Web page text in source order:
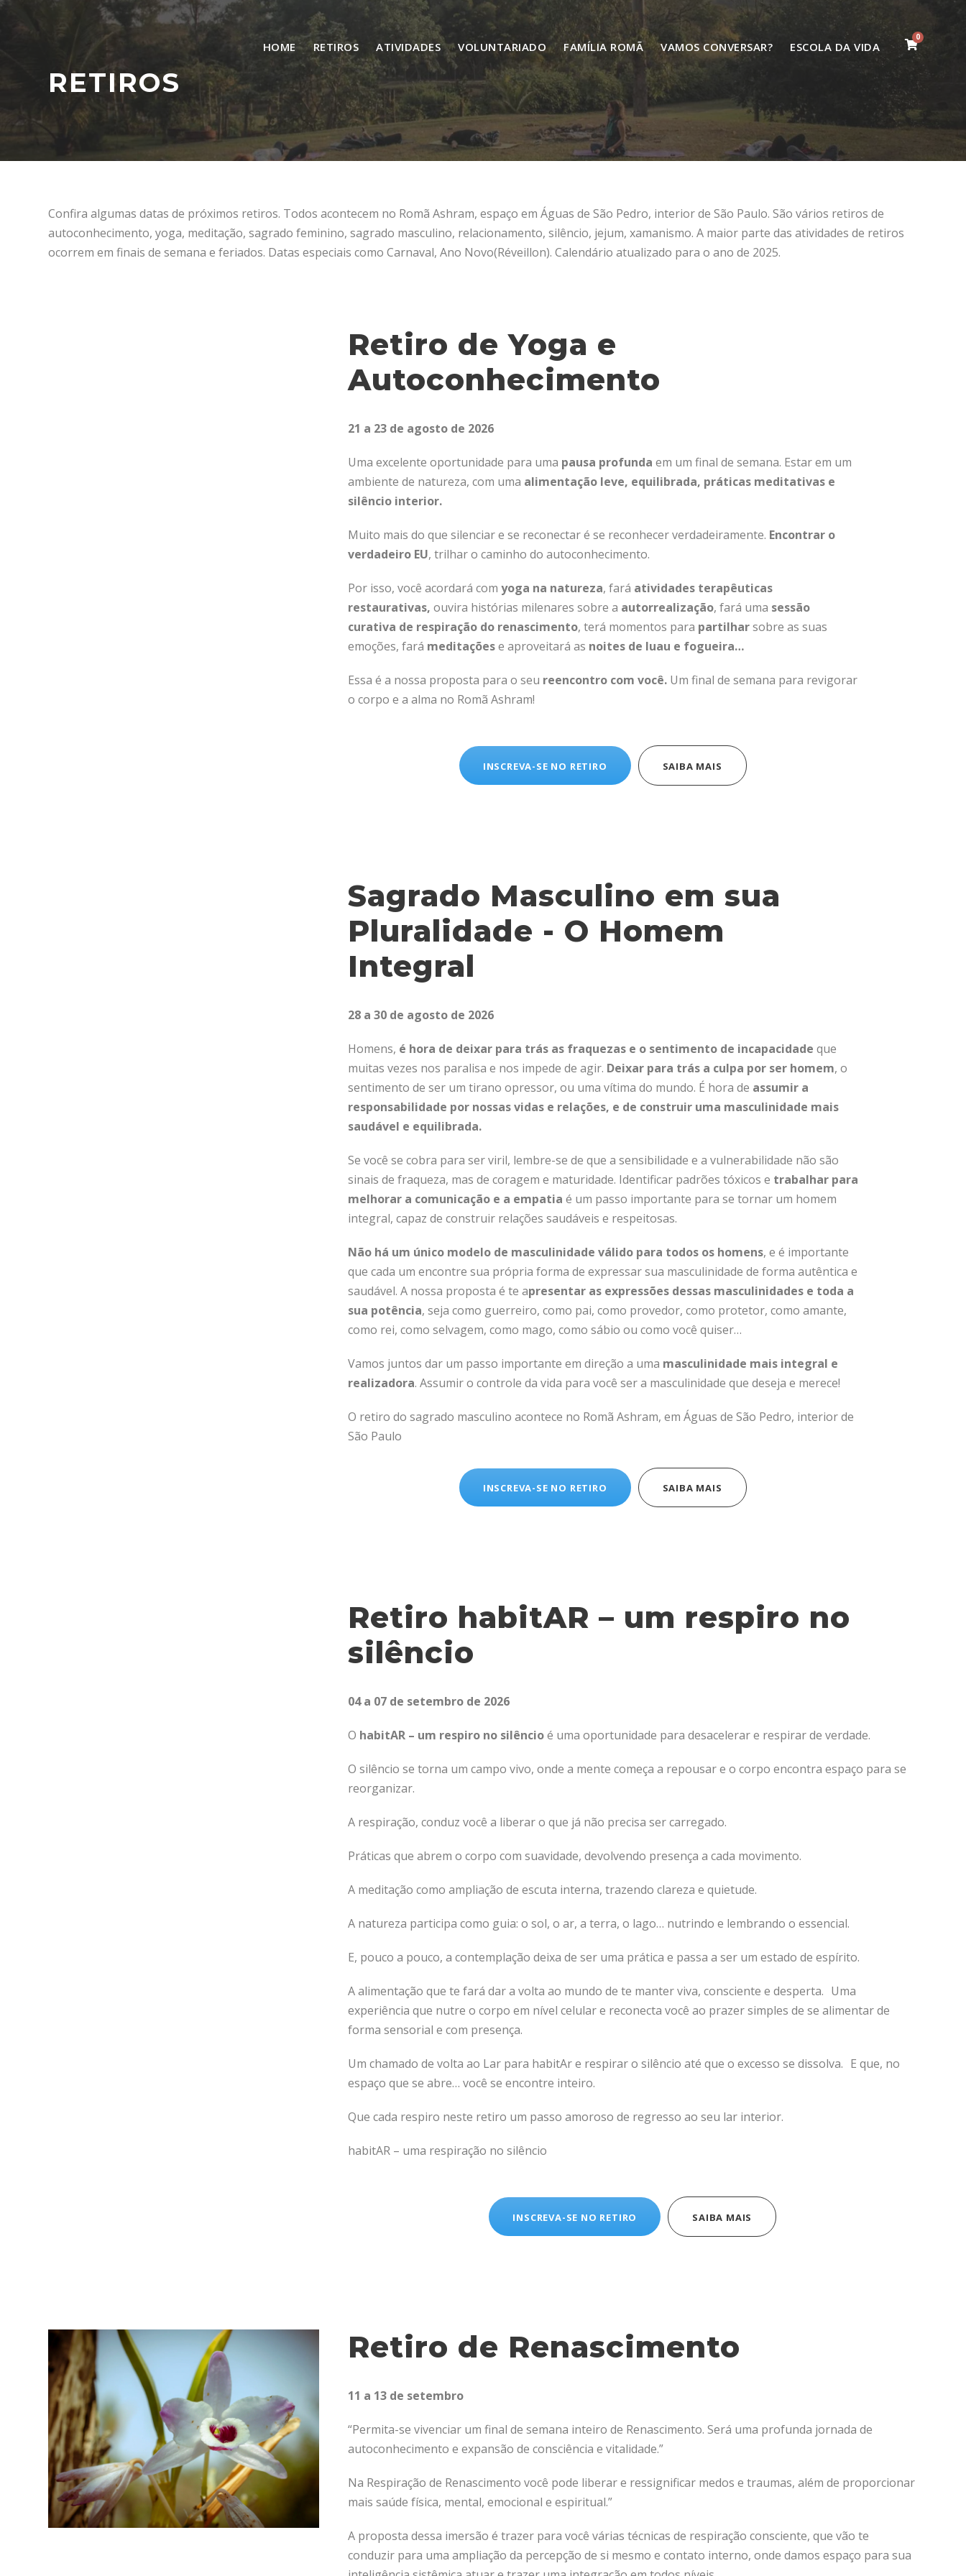
HOME RETIROS ATIVIDADES VOLUNTARIADO FAMÍLIA ROMÃ VAMOS CONVERSAR? ESCOLA DA VIDA
0
RETIROS
Confira algumas datas de próximos retiros. Todos acontecem no Romã Ashram, espaço em Águas de São Pedro, interior de São Paulo. São vários retiros de
autoconhecimento, yoga, meditação, sagrado feminino, sagrado masculino, relacionamento, silêncio, jejum, xamanismo. A maior parte das atividades de retiros
ocorrem em finais de semana e feriados. Datas especiais como Carnaval, Ano Novo(Réveillon). Calendário atualizado para o ano de 2025.
Retiro de Yoga e
Autoconhecimento
21 a 23 de agosto de 2026
Uma excelente oportunidade para uma pausa profunda em um final de semana. Estar em um
ambiente de natureza, com uma alimentação leve, equilibrada, práticas meditativas e
silêncio interior.
Muito mais do que silenciar e se reconectar é se reconhecer verdadeiramente. Encontrar o
verdadeiro EU, trilhar o caminho do autoconhecimento.
Por isso, você acordará com yoga na natureza, fará atividades terapêuticas
restaurativas, ouvira histórias milenares sobre a autorrealização, fará uma sessão
curativa de respiração do renascimento, terá momentos para partilharsobre as suas
emoções, fará meditaçõese aproveitará as noites de luau e fogueira…
Essa é a nossa proposta para o seu reencontro com você.Um final de semana para revigorar
o corpo e a alma no Romã Ashram!
INSCREVA-SE NO RETIRO SAIBA MAIS
Sagrado Masculino em sua
Pluralidade - O Homem
Integral
28 a 30 de agosto de 2026
Homens, é hora de deixar para trás as fraquezas e o sentimento de incapacidade que
muitas vezes nos paralisa e nos impede de agir. Deixar para trás a culpa por ser homem, o
sentimento de ser um tirano opressor, ou uma vítima do mundo. É hora de assumir a
responsabilidade por nossas vidas e relações, e de construir uma masculinidade mais
saudável e equilibrada.
Se você se cobra para ser viril, lembre-se de que a sensibilidade e a vulnerabilidade não são
sinais de fraqueza, mas de coragem e maturidade. Identificar padrões tóxicos e trabalhar para
melhorar a comunicação e a empatia é um passo importante para se tornar um homem
integral, capaz de construir relações saudáveis e respeitosas.
Não há um único modelo de masculinidade válido para todos os homens, e é importante
que cada um encontre sua própria forma de expressar sua masculinidade de forma autêntica e
saudável. A nossa proposta é te apresentar as expressões dessas masculinidades e toda a
sua potência, seja como guerreiro, como pai, como provedor, como protetor, como amante,
como rei, como selvagem, como mago, como sábio ou como você quiser…
Vamos juntos dar um passo importante em direção a uma masculinidade mais integral e
realizadora. Assumir o controle da vida para você ser a masculinidade que deseja e merece!
O retiro do sagrado masculino acontece no Romã Ashram, em Águas de São Pedro, interior de
São Paulo
INSCREVA-SE NO RETIRO SAIBA MAIS
Retiro habitAR – um respiro no
silêncio
04 a 07 de setembro de 2026
O habitAR – um respiro no silêncioé uma oportunidade para desacelerar e respirar de verdade.
O silêncio se torna um campo vivo, onde a mente começa a repousar e o corpo encontra espaço para se
reorganizar.
A respiração, conduz você a liberar o que já não precisa ser carregado.
Práticas que abrem o corpo com suavidade, devolvendo presença a cada movimento.
A meditação como ampliação de escuta interna, trazendo clareza e quietude.
A natureza participa como guia: o sol, o ar, a terra, o lago… nutrindo e lembrando o essencial.
E, pouco a pouco, a contemplação deixa de ser uma prática e passa a ser um estado de espírito.
A alimentação que te fará dar a volta ao mundo de te manter viva, consciente e desperta. Uma
experiência que nutre o corpo em nível celular e reconecta você ao prazer simples de se alimentar de
forma sensorial e com presença.
Um chamado de volta ao Lar para habitAr e respirar o silêncio até que o excesso se dissolva. E que, no
espaço que se abre… você se encontre inteiro.
Que cada respiro neste retiro um passo amoroso de regresso ao seu lar interior.
habitAR – uma respiração no silêncio
INSCREVA-SE NO RETIRO SAIBA MAIS
Retiro de Renascimento
11 a 13 de setembro
“Permita-se vivenciar um final de semana inteiro de Renascimento. Será uma profunda jornada de
autoconhecimento e expansão de consciência e vitalidade.”
Na Respiração de Renascimento você pode liberar e ressignificar medos e traumas, além de proporcionar
mais saúde física, mental, emocional e espiritual.”
A proposta dessa imersão é trazer para você várias técnicas de respiração consciente, que vão te
conduzir para uma ampliação da percepção de si mesmo e contato interno, onde damos espaço para sua